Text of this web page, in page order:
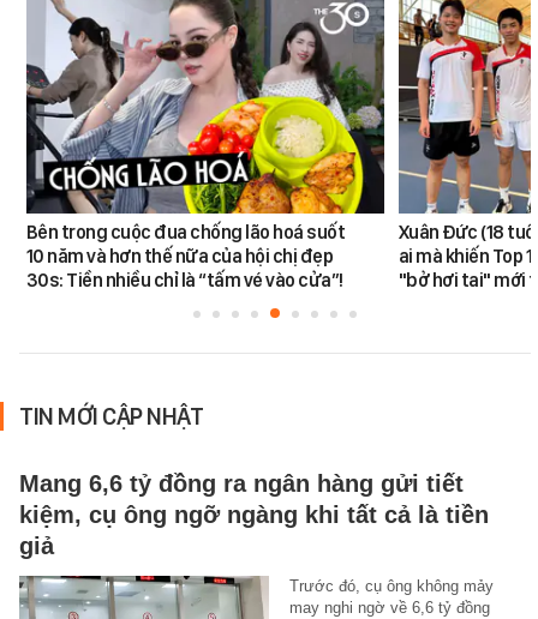
Bên trong cuộc đua chống lão hoá suốt
10 năm và hơn thế nữa của hội chị đẹp
30s: Tiền nhiều chỉ là “tấm vé vào cửa”!
Xuân Đức (18
ai mà khiến Top
"bở hơi tai" mới
TIN MỚI CẬP NHẬT
Mang 6,6 tỷ đồng ra ngân hàng gửi tiết
kiệm, cụ ông ngỡ ngàng khi tất cả là tiền
giả
Trước đó, cụ ông không mảy
may nghi ngờ về 6,6 tỷ đồng